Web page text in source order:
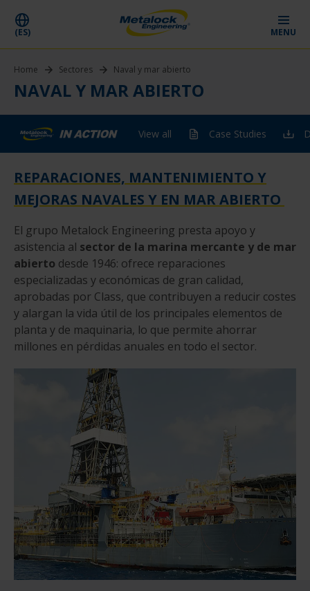
(ES) MENU
Home Sectores Naval y mar abierto
NAVAL Y MAR ABIERTO
View all Case Studies
REPARACIONES, MANTENIMIENTO Y
MEJORAS NAVALES Y EN MAR ABIERTO
El grupo Metalock Engineering presta apoyo y
asistencia al sector de la marina mercante y de mar
abierto desde 1946: ofrece reparaciones
especializadas y económicas de gran calidad,
aprobadas por Class, que contribuyen a reducir costes
y alargan la vida útil de los principales elementos de
planta y de maquinaria, lo que permite ahorrar
millones en pérdidas anuales en todo el sector.